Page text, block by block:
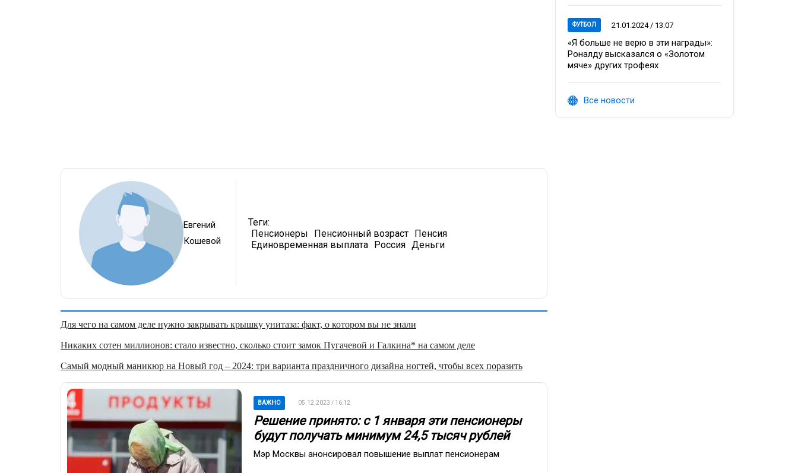
Евгений
Кошевой
Теги:
Пенсионеры
Пенсионный возраст Пенсия
Единовременная выплата Россия Деньги
Для чего на самом деле нужно закрывать крышку унитаза: факт, о котором вы не знали
Никаких сотен миллионов: стало известно, сколько стоит замок Пугачевой и Галкина* на самом деле
Самый модный маникюр на Новый год – 2024: три варианта праздничного дизайна ногтей, чтобы всех поразить
ВАЖНО 05.12.2023 / 16:12
Решение принято: с 1 января эти пенсионеры
будут получать минимум 24,5 тысяч рублей
Мэр Москвы анонсировал повышение выплат пенсионерам
ФУТБОЛ 21.01.2024 / 13:07
«Я больше не верю в эти награды»:
Роналду высказался о «Золотом
мяче» других трофеях
Все новости